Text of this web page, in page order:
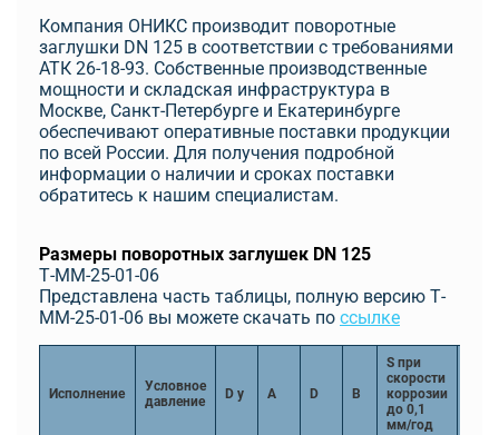
Компания ОНИКС производит поворотные
заглушки DN 125 в соответствии с требованиями
АТК 26-18-93. Собственные производственные
мощности и складская инфраструктура в
Москве, Санкт-Петербурге и Екатеринбурге
обеспечивают оперативные поставки продукции
по всей России. Для получения подробной
информации о наличии и сроках поставки
обратитесь к нашим специалистам.
Размеры поворотных заглушек DN 125
Т-ММ-25-01-06
Представлена часть таблицы, полную версию Т-
ММ-25-01-06 вы можете скачать по ссылке
Исполнение
Условное
давление
D y A D B
S при
скорости
коррозии
до 0,1
мм/год